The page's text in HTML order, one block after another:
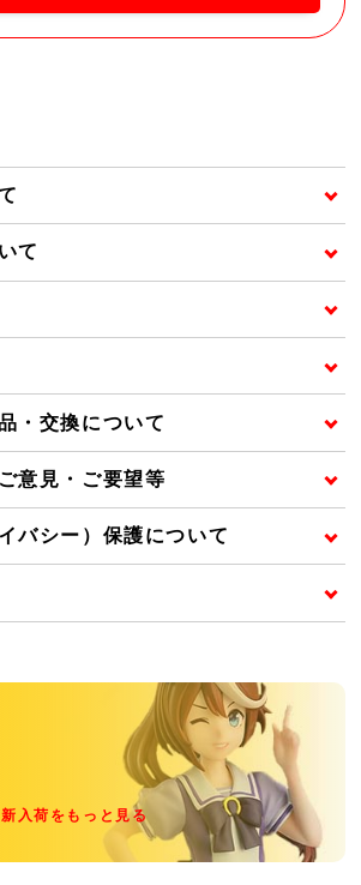
て
・交換について
意見・ご要望等
バシー）保護について
入荷をもっと見る